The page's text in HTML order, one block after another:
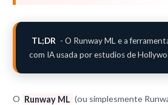
TL;DR - O Runway ML e a
com IA usada por estudios de
O Runway ML (ou simplesmente